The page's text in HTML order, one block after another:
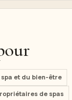
et du bien-être
de spas